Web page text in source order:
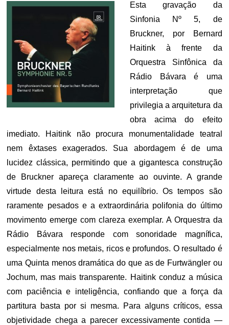
Esta gravação da
Sinfonia Nº 5, de
Bruckner, por Bernard
Haitink à frente da
Orquestra Sinfônica da
Rádio Bávara é uma
interpretação que
privilegia a arquitetura da
obra acima do efeito
imediato. Haitink não procura monumentalidade teatral
nem êxtases exagerados. Sua abordagem é de uma
lucidez clássica, permitindo que a gigantesca construção
de Bruckner apareça claramente ao ouvinte. A grande
virtude desta leitura está no equilíbrio. Os tempos são
raramente pesados e a extraordinária polifonia do último
movimento emerge com clareza exemplar. A Orquestra da
Rádio Bávara responde com sonoridade magnífica,
especialmente nos metais, ricos e profundos. O resultado é
uma Quinta menos dramática do que as de Furtwängler ou
Jochum, mas mais transparente. Haitink conduz a música
com paciência e inteligência, confiando que a força da
partitura basta por si mesma. Para alguns críticos, essa
objetividade chega a parecer excessivamente contida —